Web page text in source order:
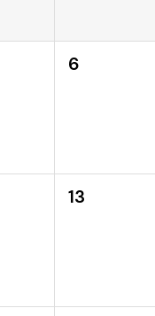
6
13